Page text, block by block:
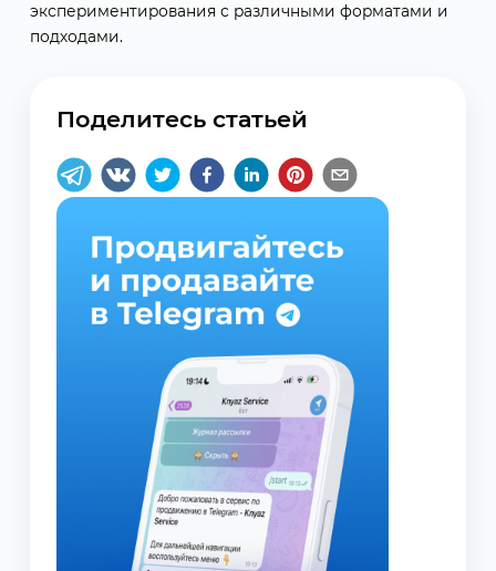
экспериментирования с различными форматами и
подходами.
Поделитесь статьей